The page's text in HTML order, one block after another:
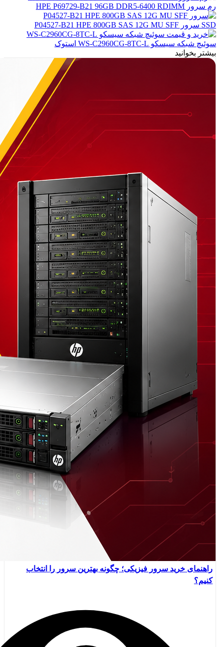
رم سرور HPE P69729-B21 96GB DDR5-6400 RDIMM
SSD سرور P04527-B21 HPE 800GB SAS 12G MU SFF
سوئیچ شبکه سیسکو WS-C2960CG-8TC-L استوک
بیشتر بخوانید
راهنمای خرید سرور فیزیکی؛ چگونه بهترین سرور را انتخاب
کنیم؟